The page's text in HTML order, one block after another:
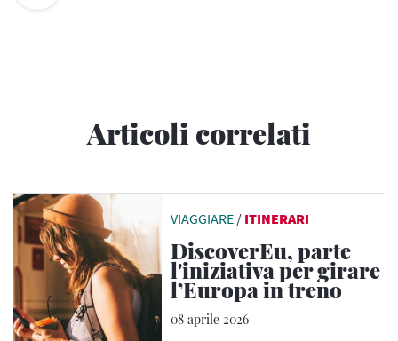
Articoli correlati
VIAGGIARE / ITINERARI
DiscoverEu, parte
l'iniziativa per girare
l’Europa in treno
08 aprile 2026